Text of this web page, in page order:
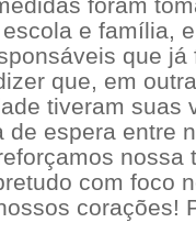
e família,
que já
que, em
tiveram suas
de espera entre
nossa
com foco
corações!